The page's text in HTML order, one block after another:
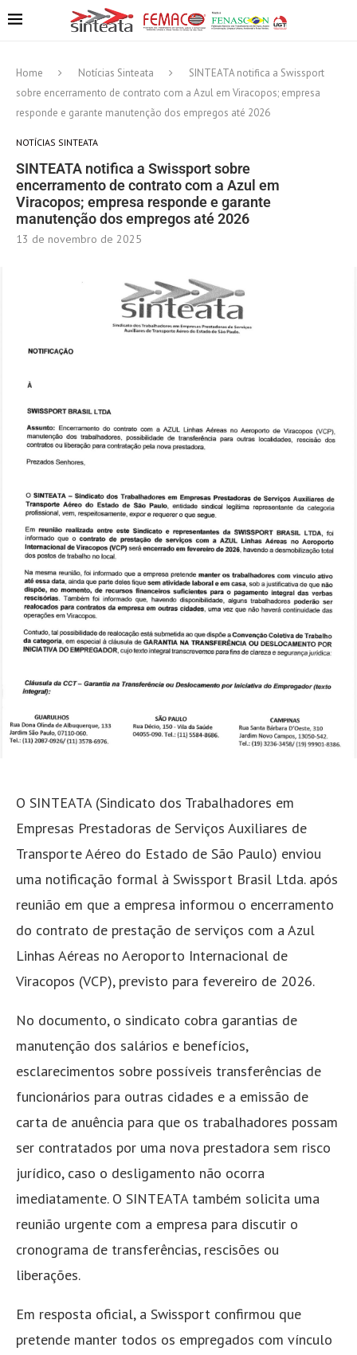
Home Notícias Sinteata
SINTEATA notifica a Swissport
sobre encerramento de contrato com a Azul em Viracopos; empresa
responde e garante manutenção dos empregos até 2026
NOTÍCIAS SINTEATA
SINTEATA notifica a Swissport sobre
encerramento de contrato com a Azul em
Viracopos; empresa responde e garante
manutenção dos empregos até 2026
13 de novembro de 2025
O SINTEATA (Sindicato dos Trabalhadores em
Empresas Prestadoras de Serviços Auxiliares de
Transporte Aéreo do Estado de São Paulo) enviou
uma notificação formal à Swissport Brasil Ltda. após
reunião em que a empresa informou o encerramento
do contrato de prestação de serviços com a Azul
Linhas Aéreas no Aeroporto Internacional de
Viracopos (VCP), previsto para fevereiro de 2026.
No documento, o sindicato cobra garantias de
manutenção dos salários e benefícios,
esclarecimentos sobre possíveis transferências de
funcionários para outras cidades e a emissão de
carta de anuência para que os trabalhadores possam
ser contratados por uma nova prestadora sem risco
jurídico, caso o desligamento não ocorra
imediatamente. O SINTEATA também solicita uma
reunião urgente com a empresa para discutir o
cronograma de transferências, rescisões ou
liberações.
Em resposta oficial, a Swissport confirmou que
pretende manter todos os empregados com vínculo